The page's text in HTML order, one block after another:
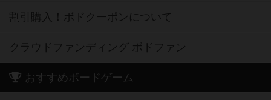
割引購入！ボドクーポンについて
クラウドファンディング ボドファン
おすすめボードゲーム